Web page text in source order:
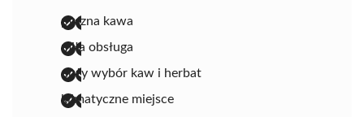
pyszna kawa
miła obsługa
duży wybór kaw i herbat
klimatyczne miejsce